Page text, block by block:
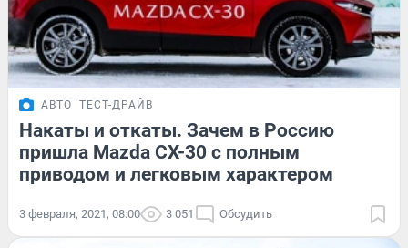
АВТО ТЕСТ-ДРАЙВ
Накаты и откаты. Зачем в Россию
пришла Mazda CX-30 с полным
приводом и легковым характером
3 февраля, 2021, 08:00 3 051 Обсудить